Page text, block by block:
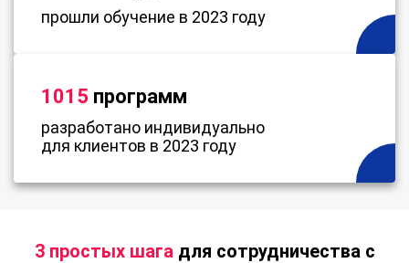
прошли обучение в 2023 году
1015 программ
разработано индивидуально
для клиентов в 2023 году
3 простых шагадля сотрудничества с